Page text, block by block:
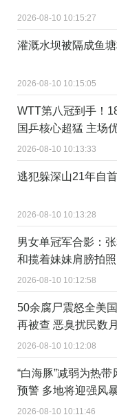
2026-08-10 10:15:27
灌溉水坝被隔成鱼
2026-08-10 10:15:05
WTT第八冠到手！
国乒核心超猛 主场
2026-08-10 10:13:33
逃犯躲深山21年自
2026-08-10 10:13:28
男女单冠军合影：
和揽着妹妹肩膀拍
2026-08-10 10:12:58
50余腐尸震怒全美
再被查 恶臭扰民数月
2026-08-10 10:12:08
“白海豚”减弱为热
预警 多地将迎强风
2026-08-10 10:11:46